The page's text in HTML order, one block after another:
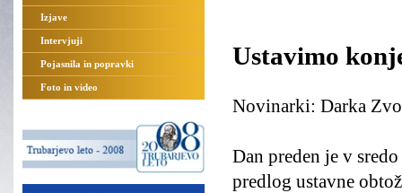
Ustavimo
Novinarki: Darka
Dan preden je v
predlog ustavne
Izjave
Intervjuji
Pojasnila in popravki
Foto in video